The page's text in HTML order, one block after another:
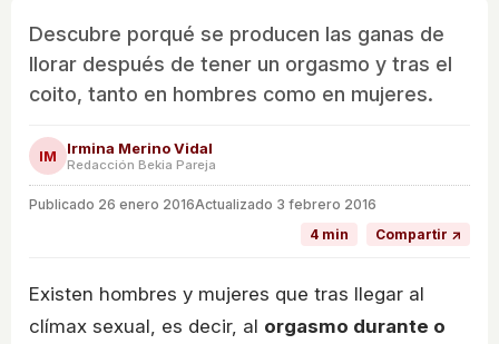
Descubre porqué se producen las ganas de
llorar después de tener un orgasmo y tras el
coito, tanto en hombres como en mujeres.
IM Irmina Merino Vidal
Redacción Bekia Pareja
Publicado 26 enero 2016Actualizado 3 febrero 2016
4 min
Compartir ↗
Existen hombres y mujeres que tras llegar al
clímax sexual, es decir, al orgasmo durante o